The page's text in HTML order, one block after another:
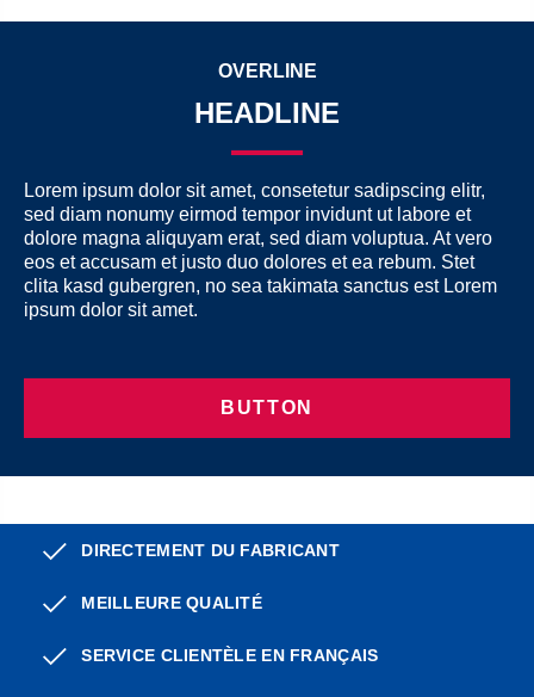
OVERLINE
HEADLINE
Lorem ipsum dolor sit amet, consetetur sadipscing elitr,
sed diam nonumy eirmod tempor invidunt ut labore et
dolore magna aliquyam erat, sed diam voluptua. At vero
eos et accusam et justo duo dolores et ea rebum. Stet
clita kasd gubergren, no sea takimata sanctus est Lorem
ipsum dolor sit amet.
BUTTON
DIRECTEMENT DU FABRICANT
MEILLEURE QUALITÉ
SERVICE CLIENTÈLE EN FRANÇAIS